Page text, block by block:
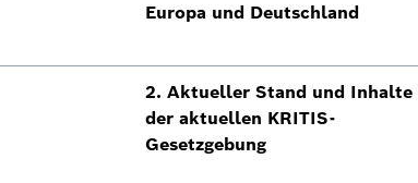
Europa und Deutschland
2. Aktueller Stand und Inhalte
der aktuellen KRITIS-
Gesetzgebung